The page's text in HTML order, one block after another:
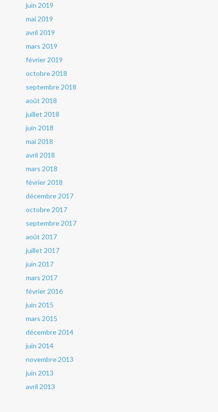
juin 2019
mai 2019
avril 2019
mars 2019
février 2019
octobre 2018
septembre 2018
août 2018
juillet 2018
juin 2018
mai 2018
avril 2018
mars 2018
février 2018
décembre 2017
octobre 2017
septembre 2017
août 2017
juillet 2017
juin 2017
mars 2017
février 2016
juin 2015
mars 2015
décembre 2014
juin 2014
novembre 2013
juin 2013
avril 2013